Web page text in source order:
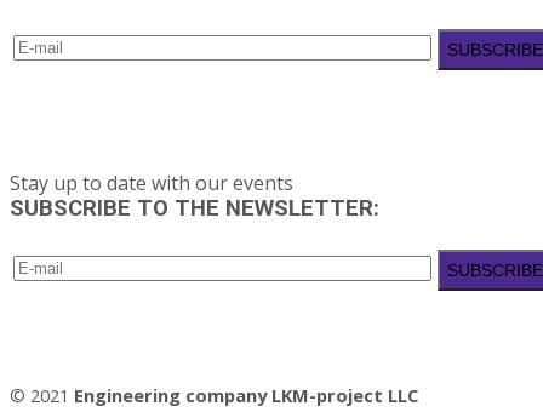
Stay up to date with our events
SUBSCRIBE TO THE NEWSLETTER:
© 2021 Engineering company LKM-project LLC